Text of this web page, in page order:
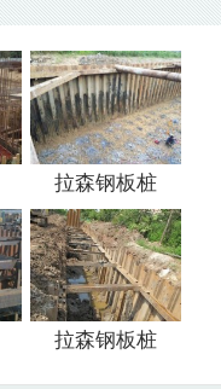
在线留言
联系我们
拉森钢板桩
拉森钢板桩